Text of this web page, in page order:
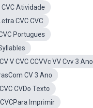
Atividade
CVC CVC
Portugues
V CVC CCVVc VV Cvv 3 Ano
CV 3 Ano
CVDo Texto
Imprimir